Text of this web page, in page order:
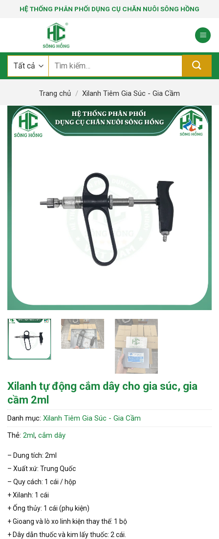
HỆ THỐNG PHÂN PHỐI DỤNG CỤ CHĂN NUÔI SÔNG HỒNG
Trang chủ / Xilanh Tiêm Gia Súc - Gia Cầm
Xilanh tự động cắm dây cho gia súc, gia
cầm 2ml
Danh mục: Xilanh Tiêm Gia Súc - Gia Cầm
Thẻ: 2ml, cắm dây
– Dung tích: 2ml
– Xuất xứ: Trung Quốc
– Quy cách: 1 cái / hộp
+ Xilanh: 1 cái
+ Ống thủy: 1 cái (phụ kiện)
+ Gioang và lò xo linh kiện thay thế: 1 bộ
+ Dây dẫn thuốc và kim lấy thuốc: 2 cái.